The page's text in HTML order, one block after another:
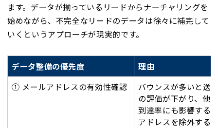
ます。データが揃っているリードからナーチャリングを
始めながら、不完全なリードのデータは徐々に補完して
いくというアプローチが現実的です。
データ整備の優先度
理由
① メールアドレスの有効性確認
バウンスが多いと送
の評価が下がり、他
到達率にも影響する
アドレスを除外する